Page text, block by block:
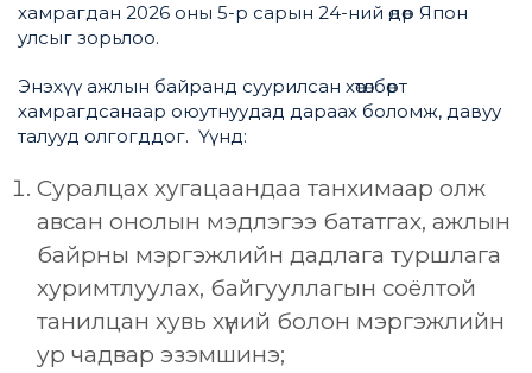
хамрагдан 2026 оны 5-р сарын 24-ний өдөр Япон
улсыг зорьлоо.
Энэхүү ажлын байранд суурилсан хөтөлбөрт
хамрагдсанаар оюутнуудад дараах боломж, давуу
талууд олгогддог. Үүнд:
Суралцах хугацаандаа танхимаар олж
авсан онолын мэдлэгээ бататгах, ажлын
байрны мэргэжлийн дадлага туршлага
хуримтлуулах, байгууллагын соёлтой
танилцан хувь хүний болон мэргэжлийн
ур чадвар эзэмшинэ;